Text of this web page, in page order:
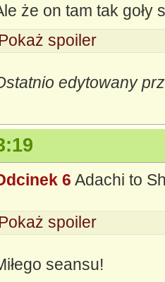
że on tam tak goły
spoiler
edytowany
6 Adachi to
spoiler
seansu!